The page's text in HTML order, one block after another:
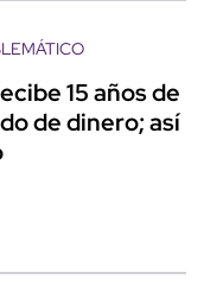
15 años de
de dinero; así